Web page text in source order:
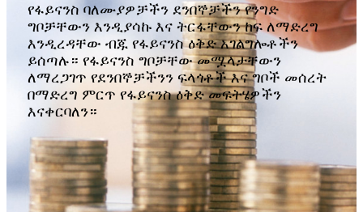
የፋይናንስ ባለሙያዎቻችን ደንበኞቻችን የንግድ
ግቦቻቸውን እንዲያሳኩ እና ትርፋቸውን ከፍ ለማድረግ
እንዲረዳቸው ብጁ የፋይናንስ ዕቅድ አገልግሎቶችን
ይሰጣሉ። የፋይናንስ ግቦቻቸው መሟላታቸውን
ለማረጋገጥ የደንበኞቻችንን ፍላጎቶች እና ግቦች መሰረት
በማድረግ ምርጥ የፋይናንስ ዕቅድ መፍትሄዎችን
እናቀርባለን።